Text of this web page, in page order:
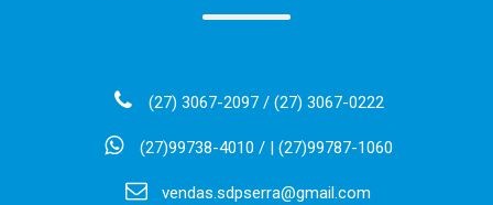
(27) 3067-2097 / (27) 3067-0222
(27)99738-4010 / | (27)99787-1060
vendas.sdpserra@gmail.com